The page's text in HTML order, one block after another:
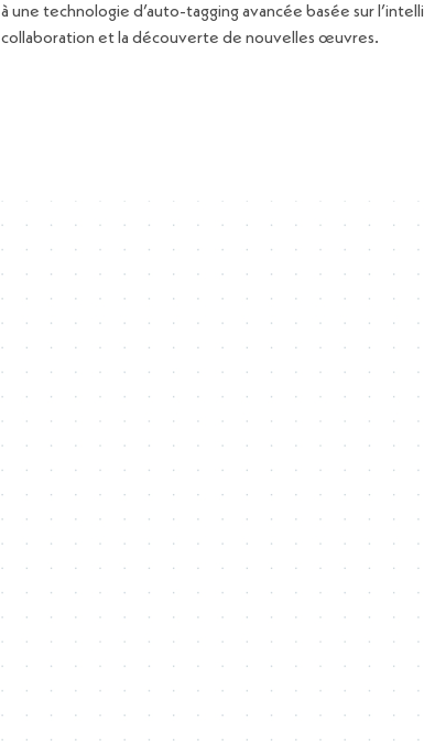
à une technologie d’auto-tagging avancée basée sur
collaboration et la découverte de nouvelles œuvres.